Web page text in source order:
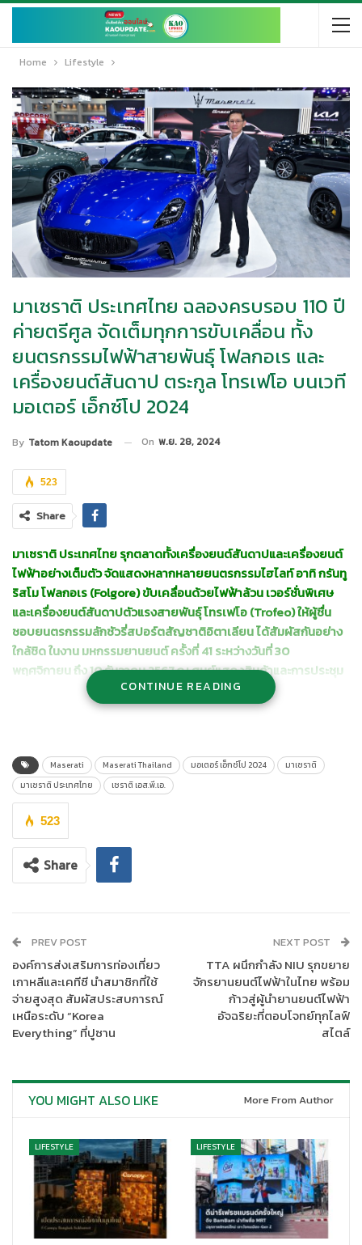
Home Lifestyle
มาเซราติ ประเทศไทย ฉลองครบรอบ 110 ปี
ค่ายตรีศูล จัดเต็มทุกการขับเคลื่อน ทั้ง
ยนตรกรรมไฟฟ้าสายพันธุ์ โฟลกอเร และ
เครื่องยนต์สันดาป ตระกูล โทรเฟโอ บนเวที
มอเตอร์ เอ็กซ์โป 2024
By Tatom Kaoupdate On พ.ย. 28, 2024
523
Share
มาเซราติ ประเทศไทย รุกตลาดทั้งเครื่องยนต์สันดาปและเครื่องยนต์
ไฟฟ้าอย่างเต็มตัว จัดแสดงหลากหลายยนตรกรรมไฮไลท์ อาทิ กรันทู
ริสโม โฟลกอเร (Folgore) ขับเคลื่อนด้วยไฟฟ้าล้วน เวอร์ชั่นพิเศษ
และเครื่องยนต์สันดาปตัวแรงสายพันธุ์ โทรเฟโอ (Trofeo) ให้ผู้ชื่น
ชอบยนตรกรรมลักชัวรี่สปอร์ตสัญชาติอิตาเลียน ได้สัมผัสกันอย่าง
ใกล้ชิด ในงาน มหกรรมยานยนต์ ครั้งที่ 41 ระหว่างวันที่ 30
พฤศจิกายน ถึง 10 ธันวาคม 2567 ณ ศูนย์แสดงสินค้าและการประชุม
อิมแพ็ค เมืองทองธานี
ประวัติศาสตร์ วิวัฒนาการของเทคโนโลยี ที่เปี่ยมล้นไปด้วยมนต์
เสน่ห์และความหลงใหลของการแข่งรถ ครองใจสายคอลเลคเตอร์ เรา
ได้นำยนตรกรรมไฮไลท์รุ่นพิเศษ ที่ผลิตเพียง 110 คันในโลก กับรุ่น
‘GranTurismo Folgore Limited Edition 110 Anniversario’ มาจัด
แสดง สมทบตัวยนตรกรรมเครื่องยนต์สันดาปตัวแรง สายพันธุ์
Trofeo และอื่นๆ แบบครบครัน ขอเชิญชวนทุกท่านมาสัมผัสมนต์
เสน่ห์แห่งยนตรกรรมสัญชาติอิตาเลียนที่บูธของเราครับ”
ยลโฉมรถไฟฟ้ารุ่นพิเศษ 110 คันในโลก และตัวแรงสายเลือดอิตาเลียน
อีกหลายรุ่น
งานนี้พิเศษสุดๆ เพราะ มาเซราติ ประเทศไทย นำยนตรกรรมไฟฟ้ารุ่น
ล่าสุด แบบลิมิเต็ดอิดิชั่น ‘GranTurismo Folgore Limited Edition
CONTINUE READING
Maserati Maserati Thailand มอเตอร์ เอ็กซ์โป 2024
มาเซราติ
มาเซราติ ประเทศไทย
เซราติ เอส.พี.เอ.
523
Share
PREV POST
องค์การส่งเสริมการท่องเที่ยว
เกาหลีและเคทีซี นำสมาชิกที่ใช้
จ่ายสูงสุด สัมผัสประสบการณ์
เหนือระดับ “Korea
Everything” ที่ปูซาน
NEXT POST
TTA ผนึกกำลัง NIU รุกขยาย
จักรยานยนต์ไฟฟ้าในไทย พร้อม
ก้าวสู่ผู้นำยานยนต์ไฟฟ้า
อัจฉริยะที่ตอบโจทย์ทุกไลฟ์
สไตล์
YOU MIGHT ALSO LIKE More From Author
LIFESTYLE LIFESTYLE